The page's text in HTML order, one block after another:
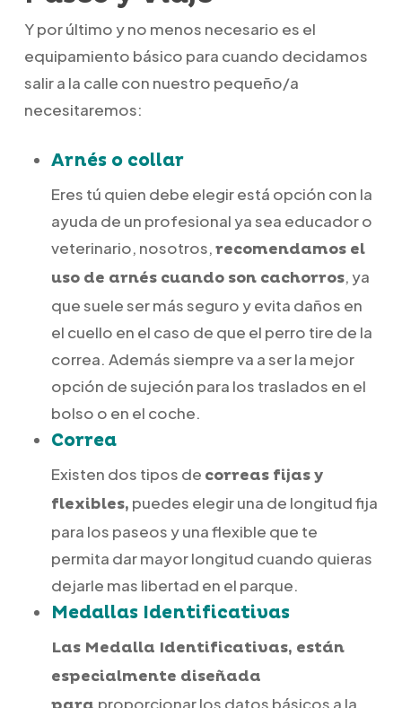
Y por último y no menos necesario es el
equipamiento básico para cuando decidamos
salir a la calle con nuestro pequeño/a
necesitaremos:
Arnés o collar
Eres tú quien debe elegir está opción con la
ayuda de un profesional ya sea educador o
veterinario, nosotros,recomendamos el
uso de arnés cuando son cachorros, ya
que suele ser más seguro y evita daños en
el cuello en el caso de que el perro tire de la
correa. Además siempre va a ser la mejor
opción de sujeción para los traslados en el
bolso o en el coche.
Correa
Existen dos tipos de correas fijas y
flexibles, puedes elegir una de longitud fija
para los paseos y una flexible que te
permita dar mayor longitud cuando quieras
dejarle mas libertad en el parque.
Medallas Identificativas
Las Medalla Identificativas, están
especialmente diseñada
proporcionar los datos básicos a la